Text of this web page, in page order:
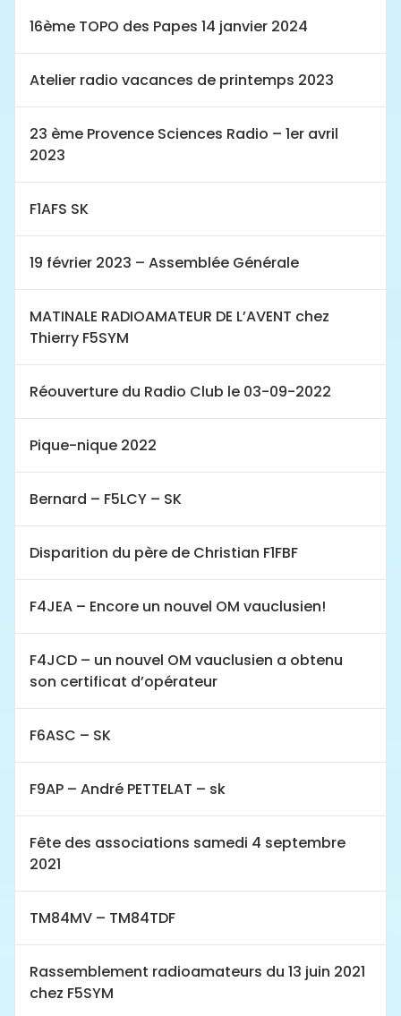
16ème TOPO des Papes 14 janvier 2024
Atelier radio vacances de printemps 2023
23 ème Provence Sciences Radio – 1er avril
2023
F1AFS SK
19 février 2023 – Assemblée Générale
MATINALE RADIOAMATEUR DE L’AVENT chez
Thierry F5SYM
Réouverture du Radio Club le 03-09-2022
Pique-nique 2022
Bernard – F5LCY – SK
Disparition du père de Christian F1FBF
F4JEA – Encore un nouvel OM vauclusien!
F4JCD – un nouvel OM vauclusien a obtenu
son certificat d’opérateur
F6ASC – SK
F9AP – André PETTELAT – sk
Fête des associations samedi 4 septembre
2021
TM84MV – TM84TDF
Rassemblement radioamateurs du 13 juin 2021
chez F5SYM